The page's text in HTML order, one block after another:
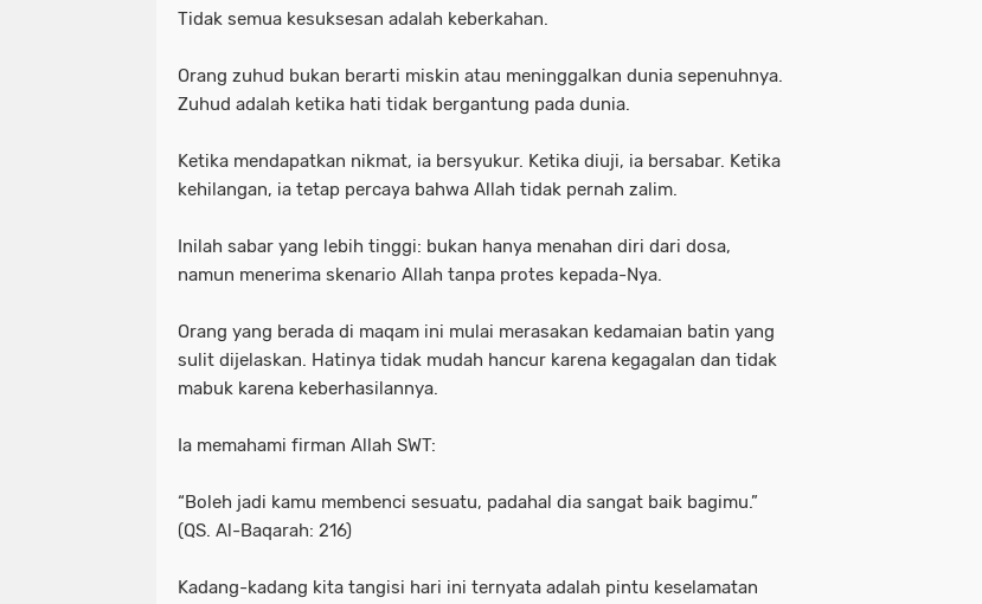
Tidak semua kesuksesan adalah keberkahan.
Orang zuhud bukan berarti miskin atau meninggalkan dunia sepenuhnya.
Zuhud adalah ketika hati tidak bergantung pada dunia.
Ketika mendapatkan nikmat, ia bersyukur. Ketika diuji, ia bersabar. Ketika
kehilangan, ia tetap percaya bahwa Allah tidak pernah zalim.
Inilah sabar yang lebih tinggi: bukan hanya menahan diri dari dosa,
namun menerima skenario Allah tanpa protes kepada-Nya.
Orang yang berada di maqam ini mulai merasakan kedamaian batin yang
sulit dijelaskan. Hatinya tidak mudah hancur karena kegagalan dan tidak
mabuk karena keberhasilannya.
Ia memahami firman Allah SWT:
“Boleh jadi kamu membenci sesuatu, padahal dia sangat baik bagimu.”
(QS. Al-Baqarah: 216)
Kadang-kadang kita tangisi hari ini ternyata adalah pintu keselamatan